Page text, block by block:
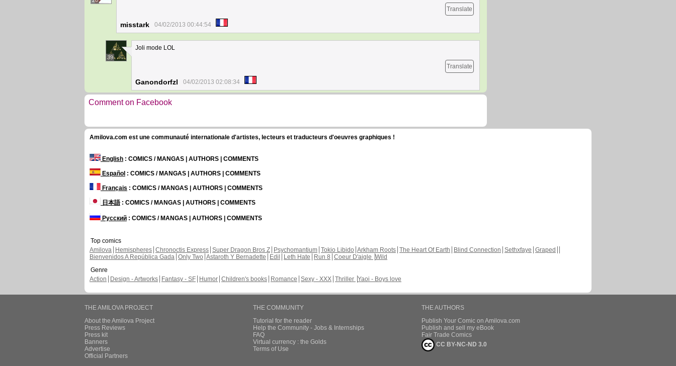
Translate
misstark 04/02/2013 00:44:54
39
Joli mode LOL
Translate
Ganondorfzl 04/02/2013 02:08:34
Comment on Facebook
Amilova.com est une communauté internationale d'artistes, lecteurs et traducteurs d'oeuvres graphiques !
English : COMICS / MANGAS | AUTHORS | COMMENTS
Español : COMICS / MANGAS | AUTHORS | COMMENTS
Français : COMICS / MANGAS | AUTHORS | COMMENTS
日本語: COMICS / MANGAS | AUTHORS | COMMENTS
Русский : COMICS / MANGAS | AUTHORS | COMMENTS
Top comics
Amilova
Hemispheres Chronoctis Express Super Dragon Bros Z Psychomantium Tokio Libido Arkham Roots The Heart Of Earth Blind Connection Sethxfaye Graped
Bienvenidos A República Gada Only Two Astaroth Y Bernadette Edil Leth Hate Run 8 Coeur D'aigle Wild
Genre
Action
Design - Artworks Fantasy - SF Humor Children's books Romance Sexy - XXX Thriller Yaoi - Boys love
THE AMILOVA PROJECT
About the Amilova Project
Press Reviews
Press kit
Banners
Advertise
Official Partners
THE COMMUNITY
Tutorial for the reader
Help the Community - Jobs & Internships
FAQ
Virtual currency : the Golds
Terms of Use
THE AUTHORS
Publish Your Comic on Amilova.com
Publish and sell my eBook
Fair Trade Comics
CC BY-NC-ND 3.0